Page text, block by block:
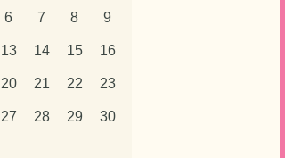
6 7 8 9
13 14 15 16
20 21 22 23
27 28 29 30